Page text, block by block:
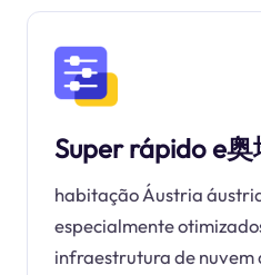
Super rápido e
habitação Áustria
especialmente
infraestrutura de nuvem